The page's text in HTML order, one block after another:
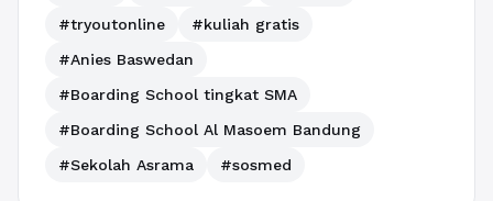
#tryoutonline
#kuliah gratis
#Anies Baswedan
#Boarding School tingkat SMA
#Boarding School Al Masoem Bandung
#Sekolah Asrama
#sosmed